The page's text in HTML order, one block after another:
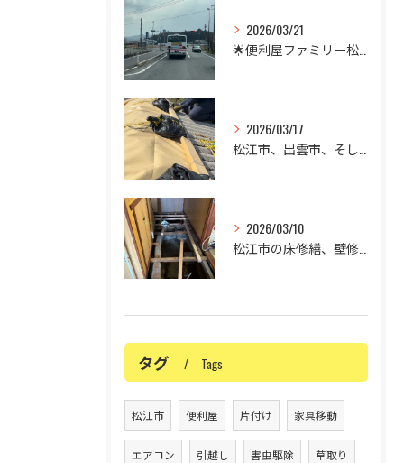
2026/03/21
2026/03/17
2026/03/10
タグ Tags
松江市 便利屋 片付け 家具移動
エアコン 引越し 害虫駆除 草取り